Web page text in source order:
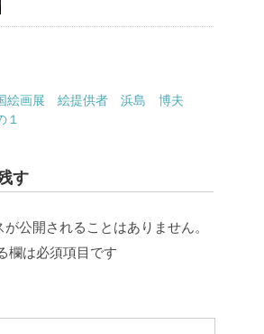
絵画展 絵提供者 浜島 博夫
す
が公開されることはありません。
欄は必須項目です